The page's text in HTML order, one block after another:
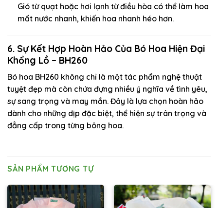
Gió từ quạt hoặc hơi lạnh từ điều hòa có thể làm hoa
mất nước nhanh, khiến hoa nhanh héo hơn.
6. Sự Kết Hợp Hoàn Hảo Của Bó Hoa Hiện Đại
Khổng Lồ – BH260
Bó hoa BH260 không chỉ là một tác phẩm nghệ thuật
tuyệt đẹp mà còn chứa đựng nhiều ý nghĩa về tình yêu,
sự sang trọng và may mắn. Đây là lựa chọn hoàn hảo
dành cho những dịp đặc biệt, thể hiện sự trân trọng và
đẳng cấp trong từng bông hoa.
SẢN PHẨM TƯƠNG TỰ